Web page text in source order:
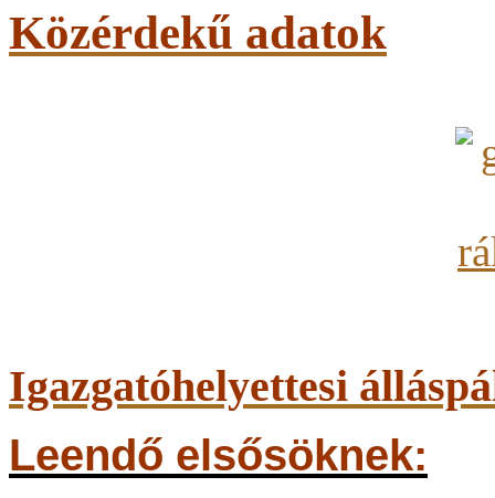
Közérdekű adatok
Igazgatóhelyettesi
Leendő elsősöknek: